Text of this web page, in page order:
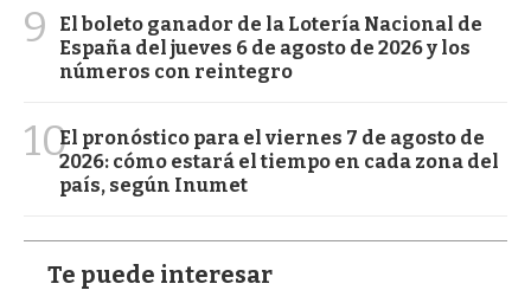
9
El boleto ganador de la Lotería Nacional de
España del jueves 6 de agosto de 2026 y los
números con reintegro
10El pronóstico para el viernes 7 de agosto de
2026: cómo estará el tiempo en cada zona del
país, según Inumet
Te puede interesar